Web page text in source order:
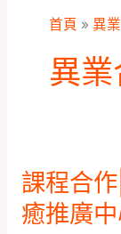
首頁 » 異
異
課程合
癒推廣
課
程
合